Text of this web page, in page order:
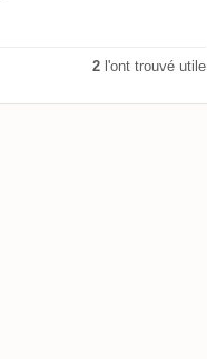
2 l'ont trouvé utile